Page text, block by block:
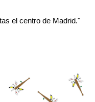
el centro de Madrid."